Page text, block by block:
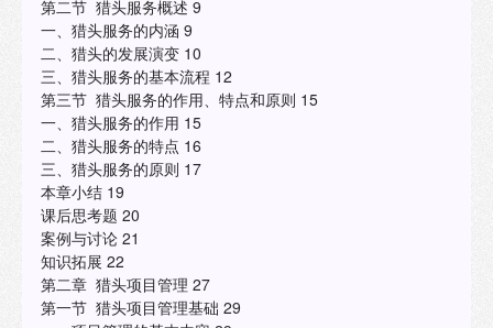
第二节 猎头服务概述 9
一、猎头服务的内涵 9
二、猎头的发展演变 10
三、猎头服务的基本流程 12
第三节 猎头服务的作用、特点和原则 15
一、猎头服务的作用 15
二、猎头服务的特点 16
三、猎头服务的原则 17
本章小结 19
课后思考题 20
案例与讨论 21
知识拓展 22
第二章 猎头项目管理 27
第一节 猎头项目管理基础 29